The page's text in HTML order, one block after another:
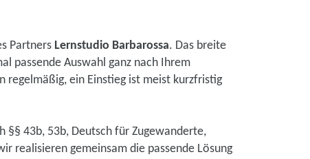
Partners Lernstudio Barbarossa. Das breite
passende Auswahl ganz nach Ihrem
regelmäßig, ein Einstieg ist meist kurzfristig
§§ 43b, 53b, Deutsch für Zugewanderte,
realisieren gemeinsam die passende Lösung